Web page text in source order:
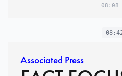
08:08
Associated Press